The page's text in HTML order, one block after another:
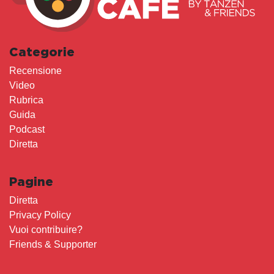
Categorie
Recensione
Video
Rubrica
Guida
Podcast
Diretta
Pagine
Diretta
Privacy Policy
Vuoi contribuire?
Friends & Supporter